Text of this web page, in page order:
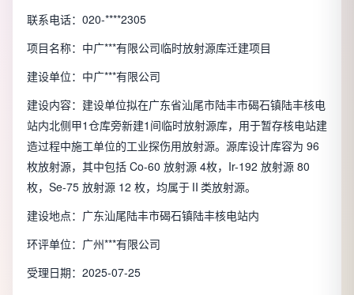
联系电话：020-****2305
项目名称：中广***有限公司临时放射源库迁建项目
建设单位：中广***有限公司
建设内容：建设单位拟在广东省汕尾市陆丰市碣石镇陆丰核电
站内北侧甲1仓库旁新建1间临时放射源库，用于暂存核电站建
造过程中施工单位的工业探伤用放射源。源库设计库容为 96
枚放射源，其中包括 Co-60 放射源 4枚，Ir-192 放射源 80
枚，Se-75 放射源 12 枚，均属于Ⅱ类放射源。
建设地点：广东汕尾陆丰市碣石镇陆丰核电站内
环评单位：广州***有限公司
受理日期：2025-07-25